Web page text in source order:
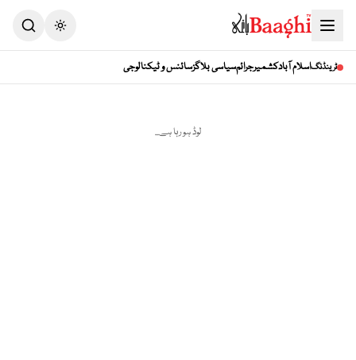
Toggle theme
ٹرینڈنگاسلام آبادکشمیرجرائمسیاسی بلاگزسائنس و ٹیکنالوجی
لوڈ ہو رہا ہے...